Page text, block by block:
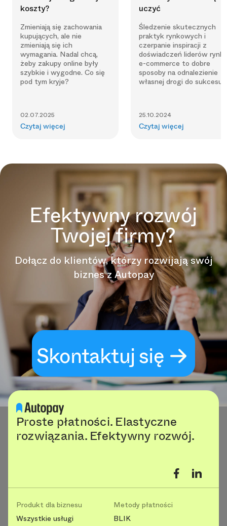
koszty?
Zmieniają się zachowania
kupujących, ale nie
zmieniają się ich
wymagania. Nadal chcą,
żeby zakupy online były
szybkie i wygodne. Co się
pod tym kryje?
02.07.2025
Czytaj więcej
uczyć
Śledzenie skutecznych
praktyk rynkowych i
czerpanie inspiracji z
doświadczeń liderów
e-commerce to dobre
sposoby na odnalezienie
własnej drogi do sukcesu.
25.10.2024
Czytaj więcej
Efektywny rozwój
Twojej firmy?
Dołącz do klientów, którzy rozwijają swój
biznes z Autopay
Skontaktuj się
Proste płatności. Elastyczne
rozwiązania. Efektywny rozwój.
Produkt dla biznesu
Wszystkie usługi
Metody płatności
BLIK